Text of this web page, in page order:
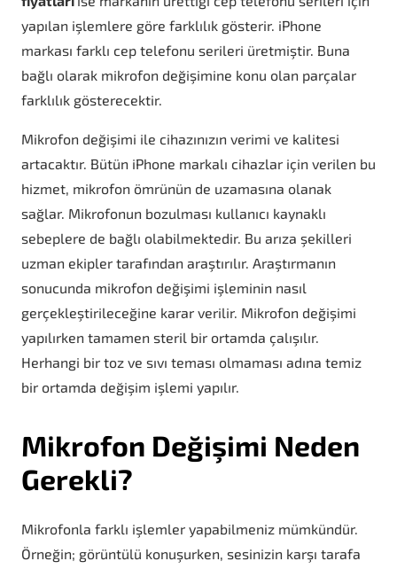
yapılan işlemlere göre farklılık gösterir. iPhone
markası farklı cep telefonu serileri üretmiştir. Buna
bağlı olarak mikrofon değişimine konu olan parçalar
farklılık gösterecektir.
Mikrofon değişimi ile cihazınızın verimi ve kalitesi
artacaktır. Bütün iPhone markalı cihazlar için verilen bu
hizmet, mikrofon ömrünün de uzamasına olanak
sağlar. Mikrofonun bozulması kullanıcı kaynaklı
sebeplere de bağlı olabilmektedir. Bu arıza şekilleri
uzman ekipler tarafından araştırılır. Araştırmanın
sonucunda mikrofon değişimi işleminin nasıl
gerçekleştirileceğine karar verilir. Mikrofon değişimi
yapılırken tamamen steril bir ortamda çalışılır.
Herhangi bir toz ve sıvı teması olmaması adına temiz
bir ortamda değişim işlemi yapılır.
Mikrofon Değişimi Neden
Gerekli?
Mikrofonla farklı işlemler yapabilmeniz mümkündür.
Örneğin; görüntülü konuşurken, sesinizin karşı tarafa